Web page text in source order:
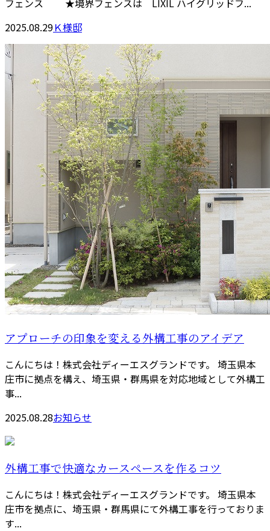
フェンス ★境界フェンスは LIXIL ハイグリッドフ...
2025.08.29Ｋ様邸
アプローチの印象を変える外構工事のアイデア
こんにちは！株式会社ディーエスグランドです。 埼玉県本
庄市に拠点を構え、埼玉県・群馬県を対応地域として外構工
事...
2025.08.28お知らせ
外構工事で快適なカースペースを作るコツ
こんにちは！株式会社ディーエスグランドです。 埼玉県本
庄市を拠点に、埼玉県・群馬県にて外構工事を行っておりま
す...